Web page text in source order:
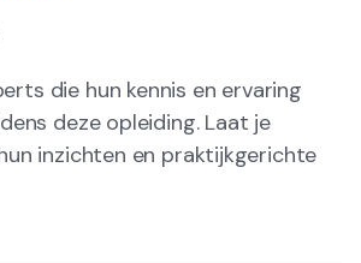
die hun kennis en ervaring
deze opleiding. Laat je
inzichten en praktijkgerichte